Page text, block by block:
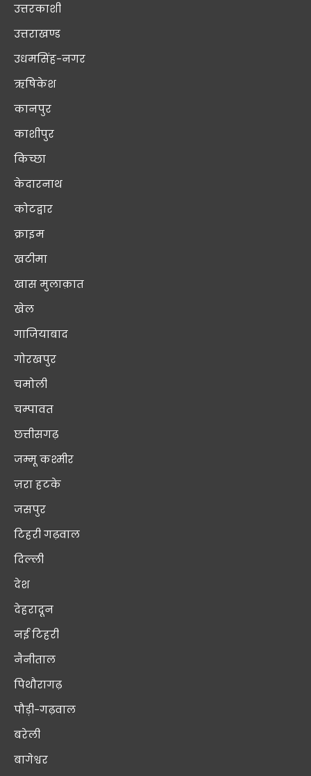
उत्तरकाशी
उत्तराखण्ड
उधमसिंह-नगर
ऋषिकेश
कानपुर
काशीपुर
किच्छा
केदारनाथ
कोटद्वार
क्राइम
खटीमा
खास मुलाक़ात
खेल
गाजियाबाद
गोरखपुर
चमोली
चम्पावत
छत्तीसगढ़
जम्मू कश्मीर
ज़रा हटके
जसपुर
टिहरी गढ़वाल
दिल्ली
देश
देहरादून
नई टिहरी
नैनीताल
पिथौरागढ़
पौड़ी-गढ़वाल
बरेली
बागेश्वर